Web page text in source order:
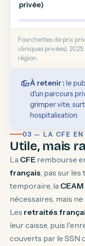
privée)
Fourchettes de prix
cliniques privées),
région.
À retenir : le
d'un parcours
grimper vite,
hospitalisation.
03 — LA CFE EN
Utile, mais
La CFE rembourse
français, pas sur
temporaire, la CEAM
nécessaires, mais
Les retraités
leur caisse, puis
couverts par le SSN